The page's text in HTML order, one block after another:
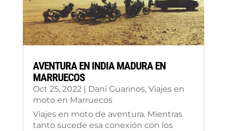
AVENTURA EN INDIA MADURA EN
MARRUECOS
Oct 25, 2022| Dani Guarinos, Viajes en
moto en Marruecos
Viajes en moto de aventura. Mientras
tanto sucede esa conexión con los